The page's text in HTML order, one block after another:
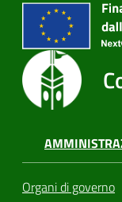
Tutti
gli
argomenti
Seguici
su
Organi di governo